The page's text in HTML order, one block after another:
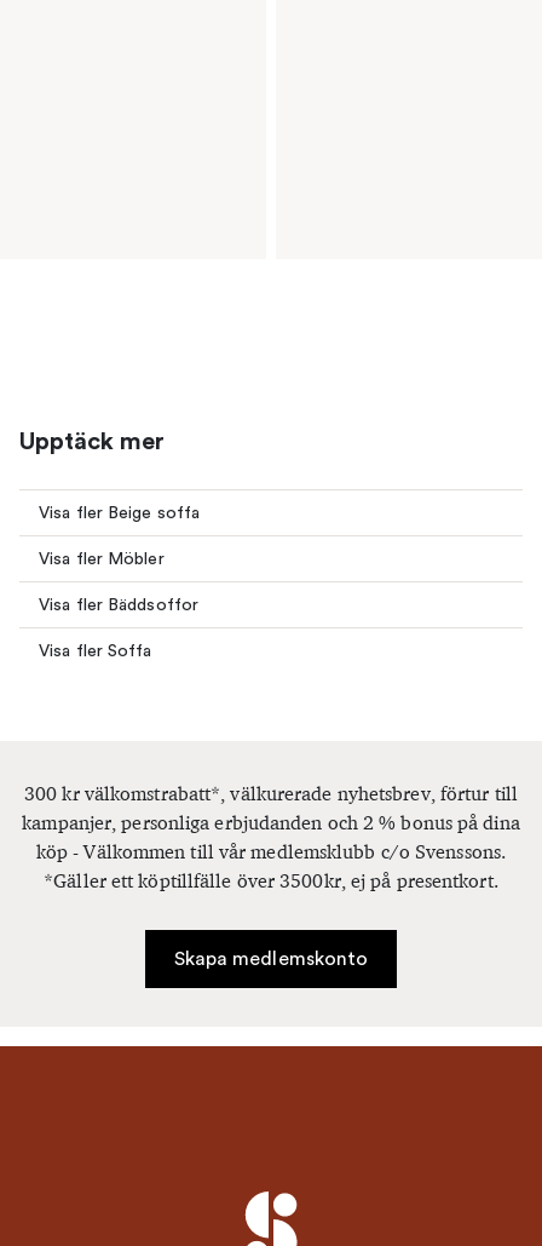
Upptäck mer
Visa fler Beige soffa
Visa fler Möbler
Visa fler Bäddsoffor
Visa fler Soffa
300 kr välkomstrabatt*, välkurerade nyhetsbrev, förtur till
kampanjer, personliga erbjudanden och 2 % bonus på dina
köp - Välkommen till vår medlemsklubb c/o Svenssons.
*Gäller ett köptillfälle över 3500kr, ej på presentkort.
Skapa medlemskonto